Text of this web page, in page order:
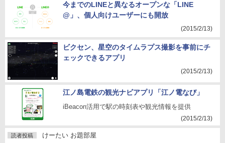
今までのLINEと異なるオープンな「LINE
@」、個人向けユーザーにも開放
(2015/2/13)
ビクセン、星空のタイムラプス撮影を事前にチ
ェックできるアプリ
(2015/2/13)
江ノ島電鉄の観光ナビアプリ「江ノ電なび」
iBeacon活用で駅の時刻表や観光情報を提供
(2015/2/13)
読者投稿 けーたい お題部屋